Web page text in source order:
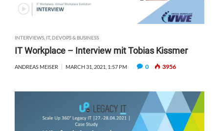
INTERVIEWS, IT, DEVOPS & BUSINESS
IT Workplace – Interview mit Tobias Kissmer
ANDREAS MEISER MARCH 31, 2021, 1:57 PM 0 3956